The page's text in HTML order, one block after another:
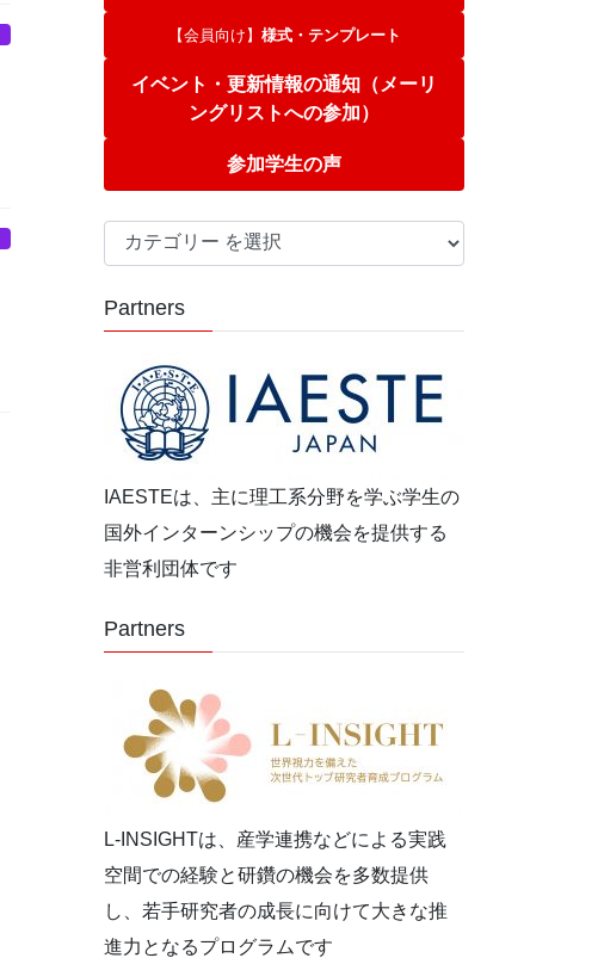
【会員向け】 様式・テンプレート
イベント・更新情報の通知（メーリ
ングリストへの参加）
参加学生の声
テ
リ
Partners
IAESTEは、主に理工系分野を学ぶ学生の
国外インターンシップの機会を提供する
非営利団体です
Partners
L-INSIGHTは、産学連携などによる実践
空間での経験と研鑽の機会を多数提供
し、若手研究者の成長に向けて大きな推
進力となるプログラムです